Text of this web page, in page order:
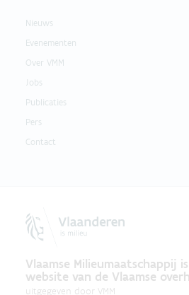
Nieuws
Evenementen
Over VMM
Jobs
Publicaties
Pers
Contact
Vlaamse Milieumaatschappij
website van de Vlaamse
uitgegeven door VMM